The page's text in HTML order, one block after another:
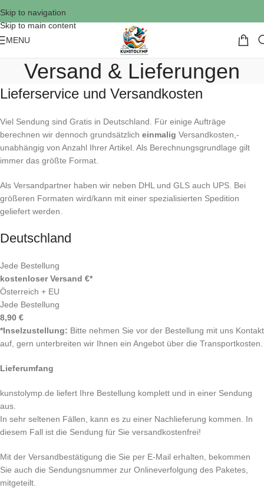
Skip to navigation
Skip to main content
MENU
Versand & Lieferungen
Lieferservice und Versandkosten
Viel Sendung sind Gratis in Deutschland. Für einige Aufträge
berechnen wir dennoch grundsätzlich einmalig Versandkosten,-
unabhängig von Anzahl Ihrer Artikel. Als Berechnungsgrundlage gilt
immer das größte Format.
Als Versandpartner haben wir neben DHL und GLS auch UPS. Bei
größeren Formaten wird/kann mit einer spezialisierten Spedition
geliefert werden.
Deutschland
Jede Bestellung
kostenloser Versand €*
Österreich + EU
Jede Bestellung
8,90 €
*Inselzustellung: Bitte nehmen Sie vor der Bestellung mit uns Kontakt
auf, gern unterbreiten wir Ihnen ein Angebot über die Transportkosten.
Lieferumfang
kunstolymp.de liefert Ihre Bestellung komplett und in einer Sendung
aus.
In sehr seltenen Fällen, kann es zu einer Nachlieferung kommen. In
diesem Fall ist die Sendung für Sie versandkostenfrei!
Mit der Versandbestätigung die Sie per E-Mail erhalten, bekommen
Sie auch die Sendungsnummer zur Onlineverfolgung des Paketes,
mitgeteilt.